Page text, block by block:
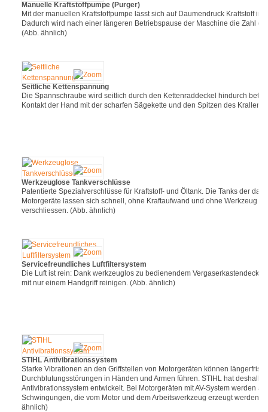
Manuelle Kraftstoffpumpe (Purger)
Mit der manuellen Kraftstoffpumpe lässt sich auf Daumendruck Kraftstoff in
Dadurch wird nach einer längeren Betriebspause der Maschine die Zahl
(Abb. ähnlich)
Seitliche Kettenspannung
Die Spannschraube wird seitlich durch den Kettenraddeckel hindurch
Kontakt der Hand mit der scharfen Sägekette und den Spitzen des
Werkzeuglose Tankverschlüsse
Patentierte Spezialverschlüsse für Kraftstoff- und Öltank. Die Tanks der
Motorgeräte lassen sich schnell, ohne Kraftaufwand und ohne Werkzeug
verschliessen. (Abb. ähnlich)
Servicefreundliches Luftfiltersystem
Die Luft ist rein: Dank werkzeuglos zu bedienendem
mit nur einem Handgriff reinigen. (Abb. ähnlich)
STIHL Antivibrationssystem
Starke Vibrationen an den Griffstellen von Motorgeräten können
Durchblutungsstörungen in Händen und Armen führen. STIHL hat deshalb
Antivibrationssystem entwickelt. Bei Motorgeräten mit AV-System werden
Schwingungen, die vom Motor und dem Arbeitswerkzeug erzeugt werden,
ähnlich)